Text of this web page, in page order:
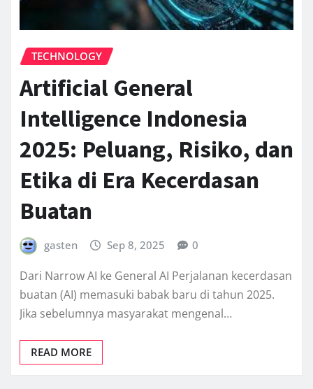
TECHNOLOGY
Artificial General
Intelligence Indonesia
2025: Peluang, Risiko, dan
Etika di Era Kecerdasan
Buatan
gasten Sep 8, 2025 0
Dari Narrow AI ke General AI Perjalanan kecerdasan
buatan (AI) memasuki babak baru di tahun 2025.
Jika sebelumnya masyarakat mengenal…
READ MORE